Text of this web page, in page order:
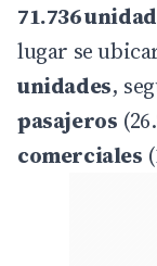
71.736
lugar se
unidades,
pasajeros
comerciales